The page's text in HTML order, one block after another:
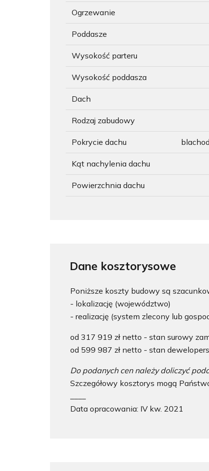
Ogrzewanie
Poddasze
Wysokość parteru
Wysokość poddasza
Dach
Rodzaj zabudowy
Pokrycie dachu
Kąt nachylenia dachu
Powierzchnia dachu
Dane kosztorysowe
Poniższe koszty budowy są
- lokalizację (województwo)
- realizację (system zlecony lub
od 317 919 zł netto - stan surowy
od 599 987 zł netto - stan
Do podanych cen należy doliczyć
Szczegółowy kosztorys mogą
Data opracowania: IV kw. 2021